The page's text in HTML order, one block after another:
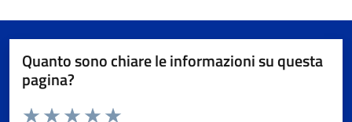
Quanto sono chiare le informazioni su questa
pagina?
Valuta da 1 a 5 stelle la pagina